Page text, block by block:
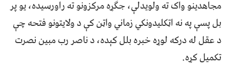
مجاهدینو واک ته ولویدلې، جګړه مرکزونو ته راورسیده، یو پر
بل پسې په نه اټکلیدونکي زماني واټن کې د ولایتونو فتحه چې
د عقل له درکه لوړه خبره بلل کېده، د ناصر رب مبین نصرت
تکمیل کړه.